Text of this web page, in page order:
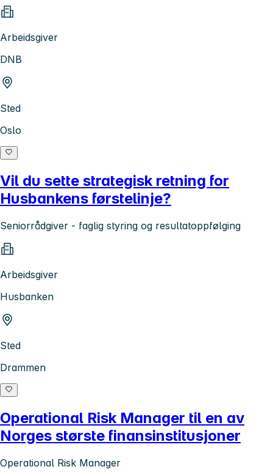
Arbeidsgiver
DNB
Sted
Oslo
Vil du sette strategisk retning for
Husbankens førstelinje?
Seniorrådgiver - faglig styring og resultatoppfølging
Arbeidsgiver
Husbanken
Sted
Drammen
Operational Risk Manager til en av
Norges største finansinstitusjoner
Operational Risk Manager